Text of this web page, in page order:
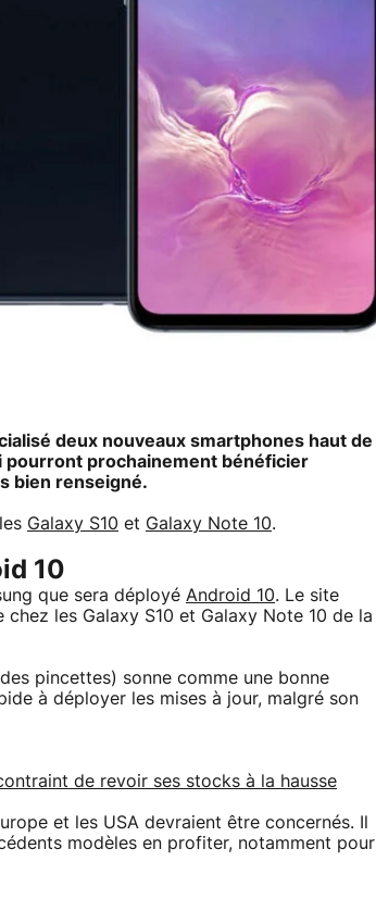
deux nouveaux smartphones haut de
pourront prochainement bénéficier
bien renseigné.
Galaxy S10 et Galaxy Note 10.
10
que sera déployé Android 10. Le site
les Galaxy S10 et Galaxy Note 10 de la
pincettes) sonne comme une bonne
à déployer les mises à jour, malgré son
de revoir ses stocks à la hausse
et les USA devraient être concernés. Il
modèles en profiter, notamment pour